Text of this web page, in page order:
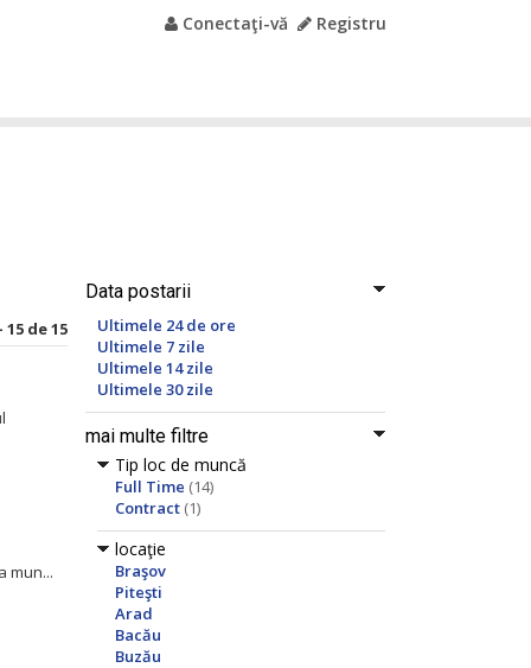
Conectaţi-vă Registru
Data postarii
Ultimele 24 de ore
Ultimele 7 zile
Ultimele 14 zile
Ultimele 30 zile
mai multe filtre
Tip loc de muncă
Full Time (14)
Contract (1)
locaţie
Braşov
Piteşti
Arad
Bacău
Buzău
de 15
mun...